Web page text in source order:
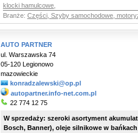
klocki hamulcowe
Branże: Części, Szyby samochodowe,
AUTO PARTNER
ul. Warszawska 74
05-120 Legionowo
mazowieckie
konradzalewski@op.pl
autopartner.info-net.com.pl
22 774 12 75
W sprzedaży: szeroki asortyment
Bosch, Banner), oleje silnikowe w